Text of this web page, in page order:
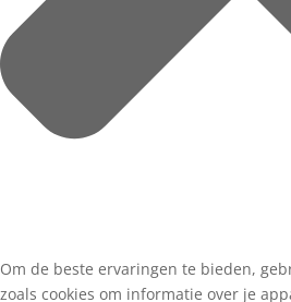
Om de beste ervaringen te bieden,
zoals cookies om informatie over je